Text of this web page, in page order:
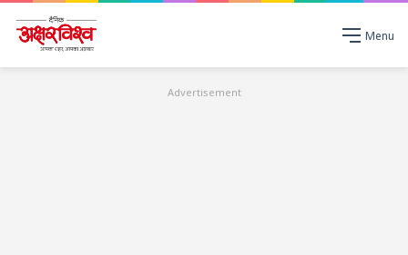
Menu
Advertisement